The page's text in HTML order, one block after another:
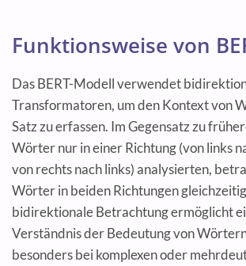
Funktionsweise von
Das BERT-Modell verwendet
Transformatoren, um den Kontext von
Satz zu erfassen. Im Gegensatz zu
Wörter nur in einer Richtung (von links
von rechts nach links) analysierten,
Wörter in beiden Richtungen
bidirektionale Betrachtung ermöglicht
Verständnis der Bedeutung von
besonders bei komplexen oder